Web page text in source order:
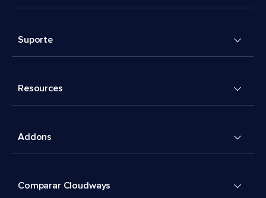
Suporte
Resources
Addons
Comparar Cloudways